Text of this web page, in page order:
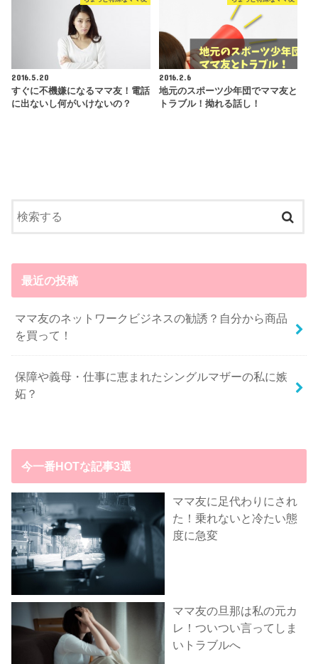
2016.5.20
すぐに不機嫌になるママ友！電話
に出ないし何がいけないの？
2016.2.6
地元のスポーツ少年団でママ友と
トラブル！拗れる話し！
最近の投稿
ママ友のネットワークビジネスの勧誘？自分から商品
を買って！
保障や義母・仕事に恵まれたシングルマザーの私に嫉
妬？
今一番HOTな記事3選
ママ友に足代わりにされ
た！乗れないと冷たい態
度に急変
ママ友の旦那は私の元カ
レ！ついつい言ってしま
いトラブルへ